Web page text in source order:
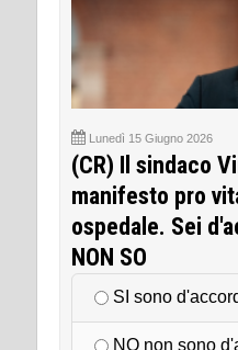
Lunedì 15 Giugno 2026
(CR) Il sindaco
manifesto pro
ospedale. Sei
NON SO
SI sono
NO non sono